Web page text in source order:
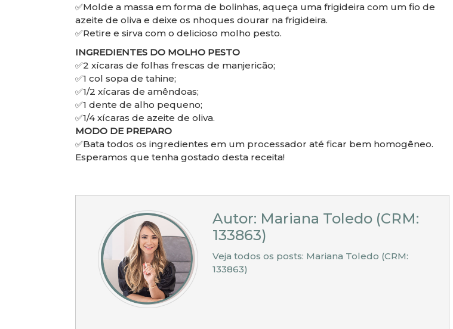
✅Molde a massa em forma de bolinhas, aqueça uma frigideira com um fio de
azeite de oliva e deixe os nhoques dourar na frigideira.
✅Retire e sirva com o delicioso molho pesto.
INGREDIENTES DO MOLHO PESTO
✅2 xícaras de folhas frescas de manjericão;
✅1 col sopa de tahine;
✅1/2 xícaras de amêndoas;
✅1 dente de alho pequeno;
✅1/4 xícaras de azeite de oliva.
MODO DE PREPARO
✅Bata todos os ingredientes em um processador até ficar bem homogêneo.
Esperamos que tenha gostado desta receita!
Autor: Mariana Toledo (CRM:
133863)
Veja todos os posts: Mariana Toledo (CRM:
133863)